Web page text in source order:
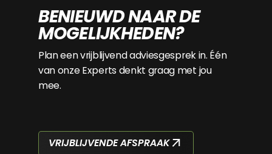
BENIEUWD NAAR DE
MOGELIJKHEDEN?
Plan een vrijblijvend adviesgesprek in. Één
van onze Experts denkt graag met jou
mee.
VRIJBLIJVENDE AFSPRAAK